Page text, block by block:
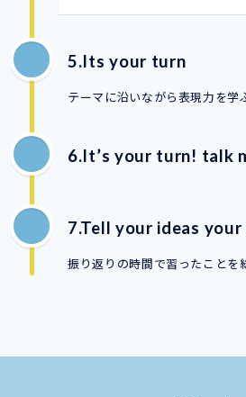
5.Its your turn
テーマに沿いながら表現力を学
6.It’s your turn! talk
7.Tell your ideas your
振り返りの時間で習ったことを